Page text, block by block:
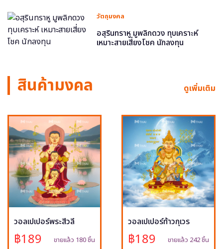
วัตถุมงคล
อสุรินทราหู มูพลิกดวง ทุบเคราะห์
เหมาะสายเสี่ยงโชค นักลงทุน
สินค้ามงคล ดูเพิ่มเติม
วอลเปเปอร์พระสีวลี
฿189 ขายแล้ว 180 ชิ้น
วอลเปเปอร์ท้าวกุเวร
฿189 ขายแล้ว 242 ชิ้น